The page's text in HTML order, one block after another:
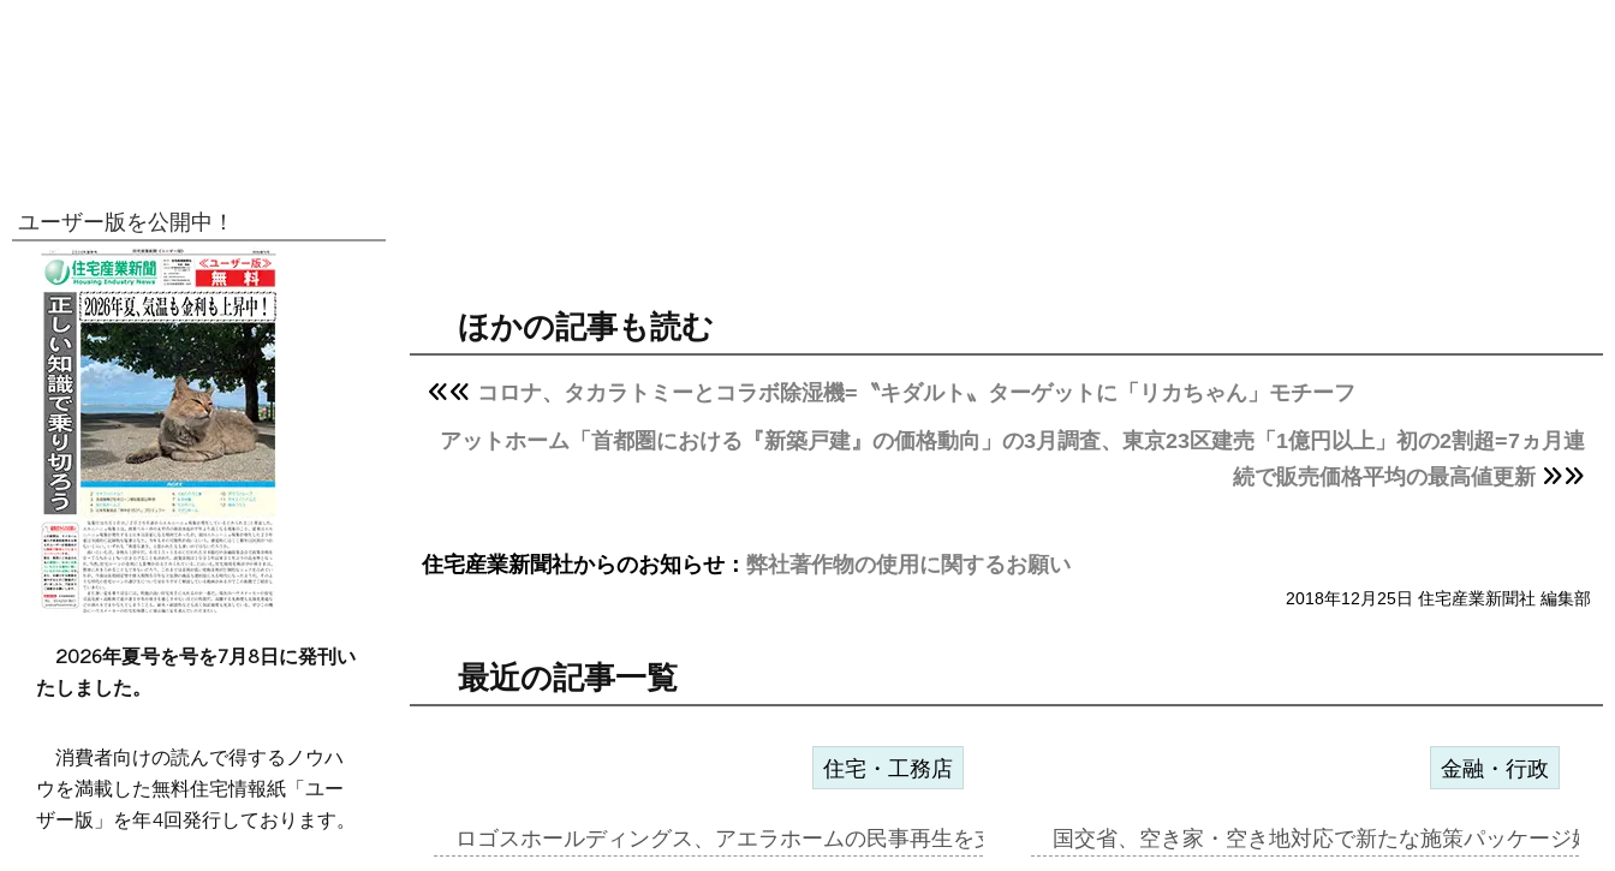
ほかの記事も読む
コロナ、タカラトミーとコラボ除湿機=〝キダルト〟ターゲットに「リカちゃん」モチーフ
アットホーム「首都圏における『新築戸建』の価格動向」の3月調査、東京23区建売「1億円以上」初の2割超=7ヵ月連
続で販売価格平均の最高値更新
住宅産業新聞社からのお知らせ： 弊社著作物の使用に関するお願い
2018年12月25日 住宅産業新聞社 編集部
最近の記事一覧
住宅・工務店
ロゴスホールディングス、アエラホームの民事再生を支援=スポンサー契約…
金融・行政
国交省、空き家・空き地対応で新たな施策パッケージ始
ユーザー版を公開中！
2026年夏号を号を7月8日に発刊い
たしました。
消費者向けの読んで得するノウハ
ウを満載した無料住宅情報紙「ユー
ザー版」を年4回発行しております。